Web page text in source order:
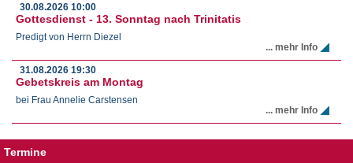
30.08.2026 10:00
Gottesdienst - 13. Sonntag nach Trinitatis
Predigt von Herrn Diezel
... mehr Info
31.08.2026 19:30
Gebetskreis am Montag
bei Frau Annelie Carstensen
... mehr Info
Termine